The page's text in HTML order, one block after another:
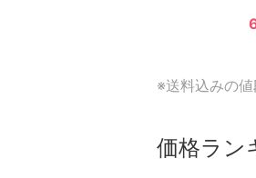
※送料込みの値
価格ラン